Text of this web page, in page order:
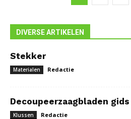
DIVERSE ARTIKELEN
Stekker
Materialen Redactie
Decoupeerzaagbladen gids
Klussen Redactie